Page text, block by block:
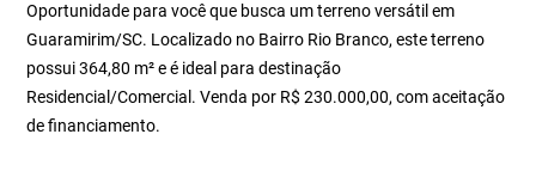
Oportunidade para você que busca um terreno versátil em
Guaramirim/SC. Localizado no Bairro Rio Branco, este terreno
possui 364,80 m² e é ideal para destinação
Residencial/Comercial. Venda por R$ 230.000,00, com aceitação
de financiamento.